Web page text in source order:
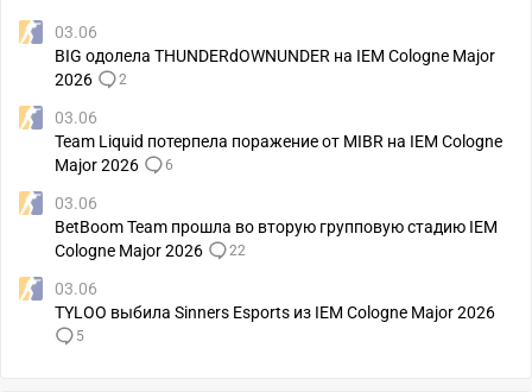
03.06
BIG одолела THUNDERdOWNUNDER на IEM Cologne Major
2026
2
03.06
Team Liquid потерпела поражение от MIBR на IEM Cologne
Major 2026
6
03.06
BetBoom Team прошла во вторую групповую стадию IEM
Cologne Major 2026
22
03.06
TYLOO выбила Sinners Esports из IEM Cologne Major 2026
5